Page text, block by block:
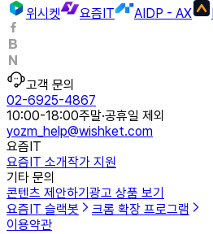
위시켓
요즘IT AIDP - AX
고객 문의
02-6925-4867
10:00-18:00주말·공휴일 제외
yozm_help@wishket.com
요즘IT
요즘IT 소개작가 지원
기타 문의
콘텐츠 제안하기 광고 상품 보기
요즘IT 슬랙봇
크롬 확장 프로그램
이용약관